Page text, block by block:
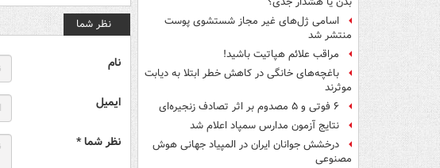
اسامی ژل‌های غیر مجاز شستشوی پوست
منتشر شد
مراقب علائم هپاتیت باشید!
باغچه‌های خانگی در کاهش خطر ابتلا به دیابت
موثرند
۶ فوتی و ۵ مصدوم بر اثر تصادف زنجیره‌ای
نتایج آزمون مدارس سمپاد اعلام شد
درخشش جوانان ایران در المپیاد جهانی هوش
مصنوعی
نظر شما
نام
ایمیل
نظر شما *